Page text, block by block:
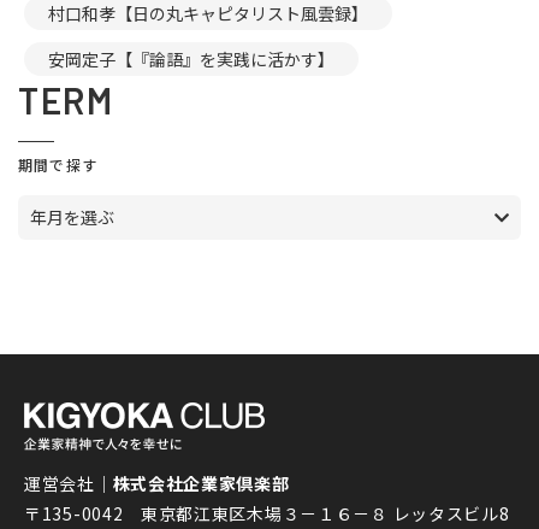
村口和孝【日の丸キャピタリスト風雲録】
安岡定子【『論語』を実践に活かす】
TERM
期間で探す
年月を選ぶ
運営会社｜ 株式会社企業家倶楽部
〒135-0042 東京都江東区木場３－１６－８ レッタスビル8